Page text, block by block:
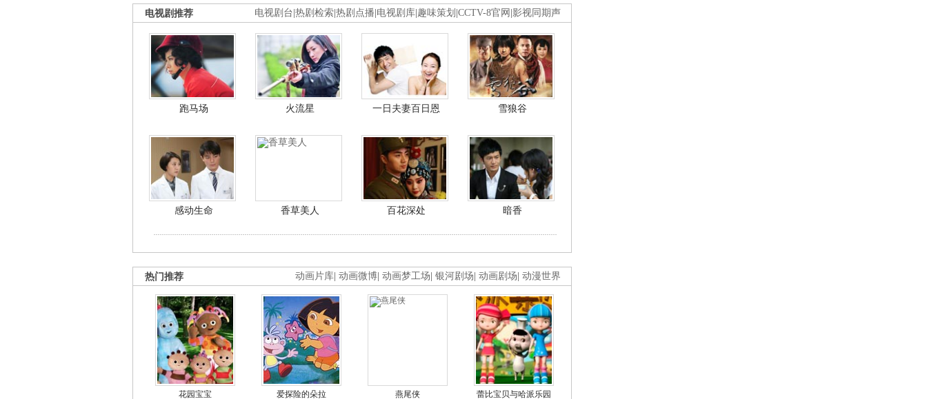
电视剧台 热剧检索 热剧点播 电视剧库 趣味策划 CCTV-8官网 影视同期声
电视剧推荐
跑马场 火流星 一日夫妻百日恩 雪狼谷
感动生命 香草美人 百花深处 暗香
动画片库 动画微博 动画梦工场 银河剧场 动画剧场 动漫世界
热门推荐
花园宝宝 爱探险的朵拉 燕尾侠 蕾比宝贝与哈派乐园